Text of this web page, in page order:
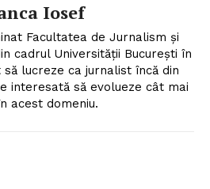
Iosef
Facultatea de Jurnalism și
cadrul Universității București în
să lucreze ca jurnalist încă din
interesată să evolueze cât mai
acest domeniu.